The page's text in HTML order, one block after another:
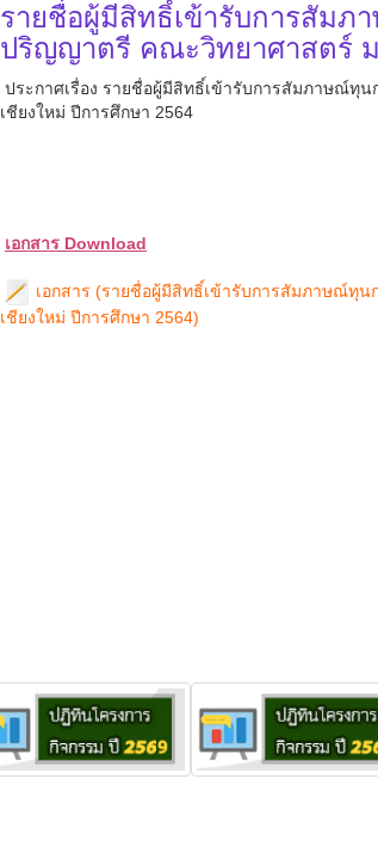
รายชื่อผู้มีสิทธิ์เข้ารับการสัม
ปริญญาตรี คณะวิทยาศาสตร์ ม
ประกาศเรื่อง รายชื่อผู้มีสิทธิ์เข้ารับการสัมภาษณ์
เชียงใหม่ ปีการศึกษา 2564
เอกสาร Download
เอกสาร (รายชื่อผู้มีสิทธิ์เข้ารับการสัมภาษณ์ทุ
เชียงใหม่ ปีการศึกษา 2564)